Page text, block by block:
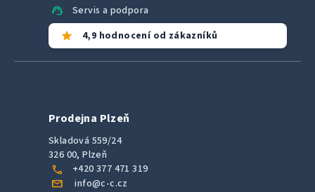
support_agent Servis a podpora
star 4,9 hodnocení od zákazníků
Prodejna Plzeň
Skladová 559/24
326 00, Plzeň
call +420 377 471 319
mail info@c-c.cz